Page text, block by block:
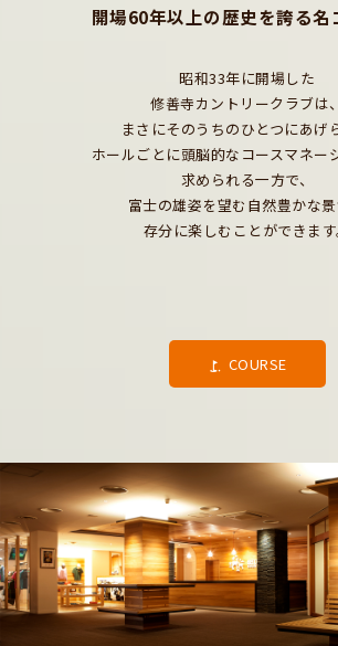
開場60年以上の歴史を誇る名
昭和33年に開場した
修善寺カントリークラブは、
まさにそのうちのひとつにあげ
ホールごとに頭脳的なコースマネー
求められる一方で、
富士の雄姿を望む自然豊かな
存分に楽しむことができます
COURSE